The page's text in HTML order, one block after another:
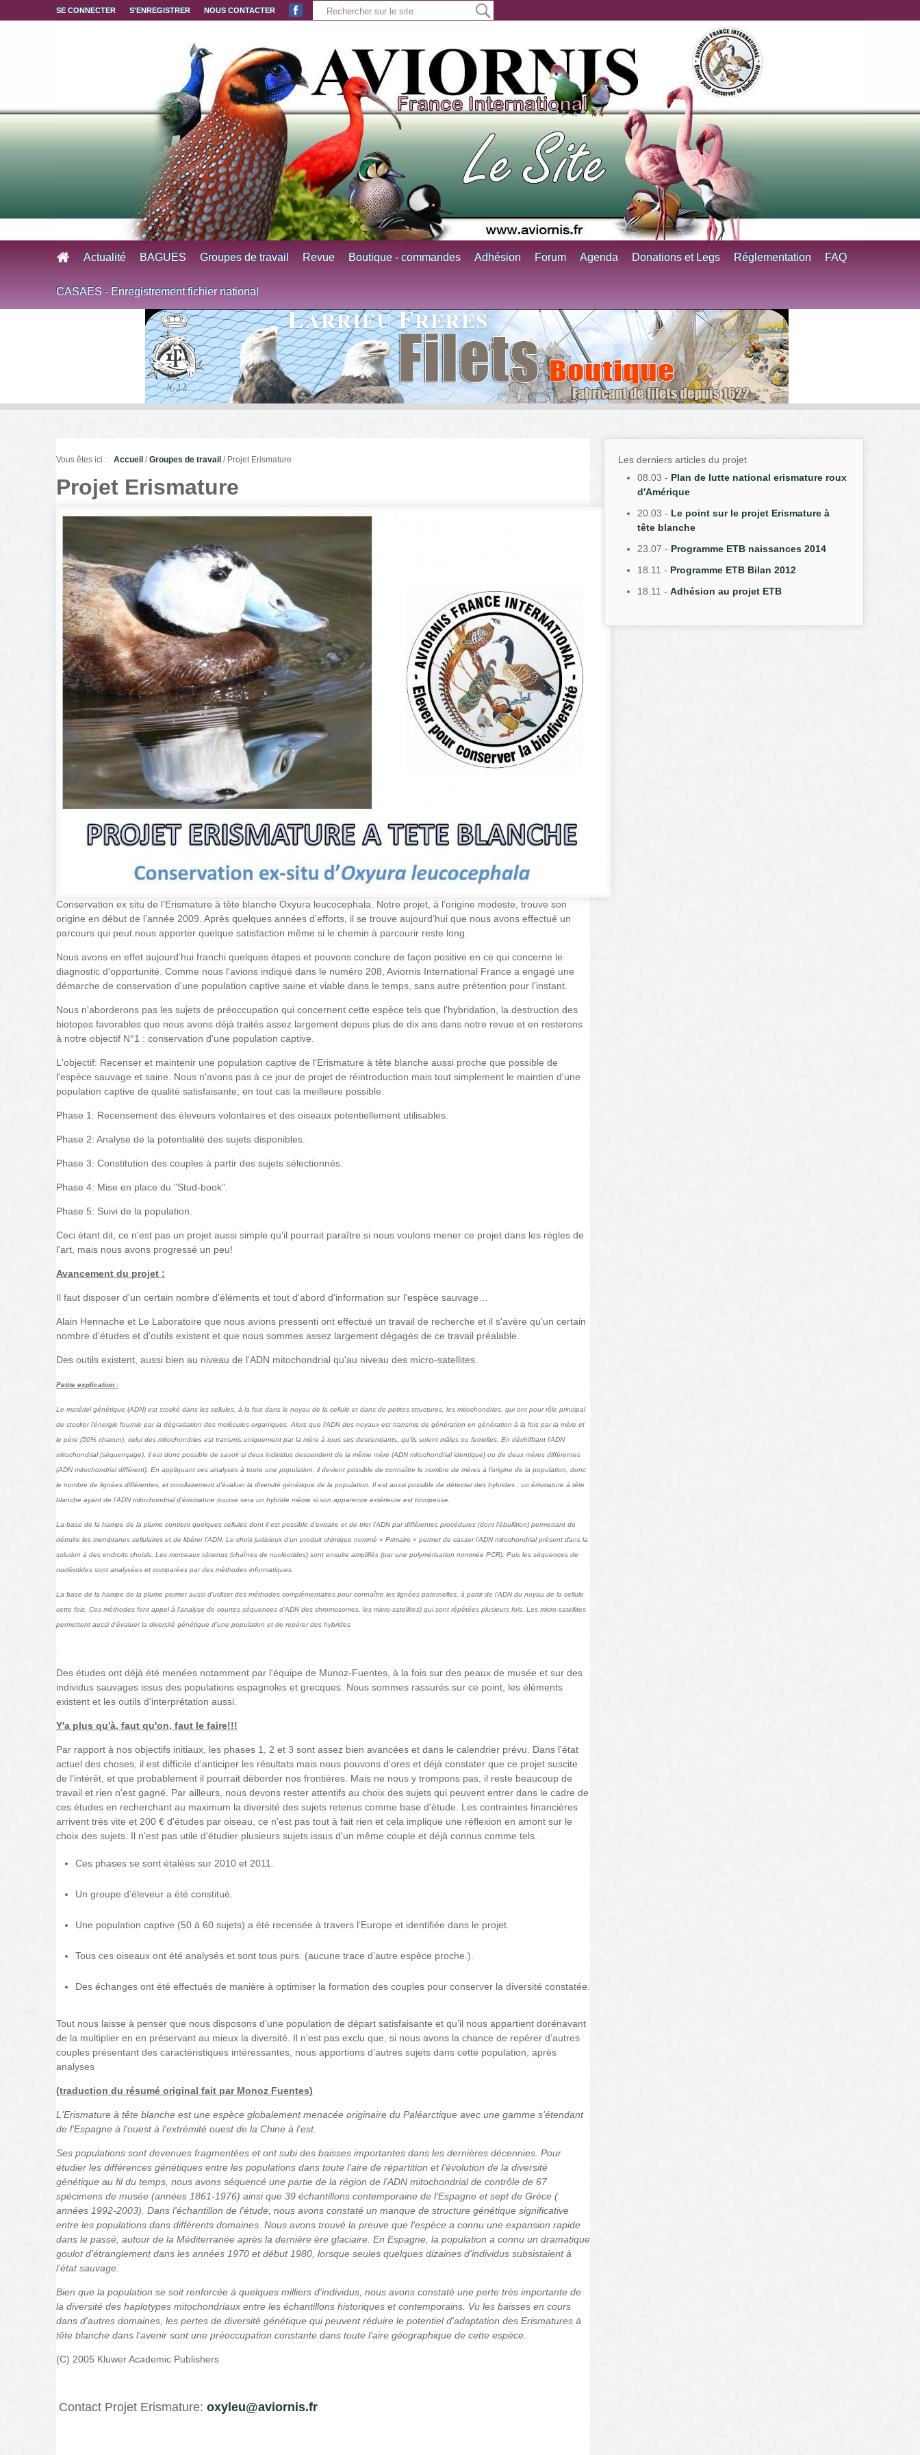
Aller au contenu principal
SE CONNECTER S'ENREGISTRER NOUS CONTACTER
Actualité BAGUES Groupes de travail Revue Boutique - commandes Adhésion Forum Agenda Donations et Legs Réglementation FAQ
CASAES - Enregistrement fichier national
Vous êtes ici : Accueil /Groupes de travail / Projet Erismature
Projet Erismature
Conservation ex situ de l’Erismature à tête blanche Oxyura leucocephala. Notre projet, à l’origine modeste, trouve son
origine en début de l’année 2009. Après quelques années d’efforts, il se trouve aujourd’hui que nous avons effectué un
parcours qui peut nous apporter quelque satisfaction même si le chemin à parcourir reste long.
Nous avons en effet aujourd’hui franchi quelques étapes et pouvons conclure de façon positive en ce qui concerne le
diagnostic d’opportunité. Comme nous l'avions indiqué dans le numéro 208, Aviornis International France a engagé une
démarche de conservation d'une population captive saine et viable dans le temps, sans autre prétention pour l'instant.
Nous n'aborderons pas les sujets de préoccupation qui concernent cette espèce tels que l'hybridation, la destruction des
biotopes favorables que nous avons déjà traités assez largement depuis plus de dix ans dans notre revue et en resterons
à notre objectif N°1 : conservation d'une population captive.
L'objectif: Recenser et maintenir une population captive de l'Erismature à tête blanche aussi proche que possible de
l'espèce sauvage et saine. Nous n'avons pas à ce jour de projet de réintroduction mais tout simplement le maintien d'une
population captive de qualité satisfaisante, en tout cas la meilleure possible.
Phase 1: Recensement des éleveurs volontaires et des oiseaux potentiellement utilisables.
Phase 2: Analyse de la potentialité des sujets disponibles.
Phase 3: Constitution des couples à partir des sujets sélectionnés.
Phase 4: Mise en place du "Stud-book".
Phase 5: Suivi de la population.
Ceci étant dit, ce n'est pas un projet aussi simple qu'il pourrait paraître si nous voulons mener ce projet dans les règles de
l'art, mais nous avons progressé un peu!
Avancement du projet :
Il faut disposer d'un certain nombre d'éléments et tout d'abord d'information sur l'espèce sauvage…
Alain Hennache et Le Laboratoire que nous avions pressenti ont effectué un travail de recherche et il s'avère qu'un certain
nombre d'études et d'outils existent et que nous sommes assez largement dégagés de ce travail préalable.
Des outils existent, aussi bien au niveau de l'ADN mitochondrial qu'au niveau des micro-satellites.
Petite explication :
Le matériel génétique (ADN) est stocké dans les cellules, à la fois dans le noyau de la cellule et dans de petites structures, les mitochondries, qui ont pour rôle principal
de stocker l’énergie fournie par la dégradation des molécules organiques. Alors que l’ADN des noyaux est transmis de génération en génération à la fois par la mère et
le père (50% chacun), celui des mitochondries est transmis uniquement par la mère à tous ses descendants, qu’ils soient mâles ou femelles. En déchiffrant l’ADN
mitochondrial (séquençage), il est donc possible de savoir si deux individus descendent de la même mère (ADN mitochondrial identique) ou de deux mères différentes
(ADN mitochondrial différent). En appliquant ces analyses à toute une population, il devient possible de connaître le nombre de mères à l’origine de la population, donc
le nombre de lignées différentes, et corollairement d’évaluer la diversité génétique de la population. Il est aussi possible de détecter des hybrides : un érismature à tête
blanche ayant de l’ADN mitochondrial d’érismature rousse sera un hybride même si son apparence extérieure est trompeuse.
La base de la hampe de la plume contient quelques cellules dont il est possible d’extraire et de trier l’ADN par différentes procédures (dont l’ébullition) permettant de
détruire les membranes cellulaires et de libérer l’ADN. Le choix judicieux d’un produit chimique nommé « Primaire » permet de casser l’ADN mitochondrial présent dans la
solution à des endroits choisis. Les morceaux obtenus (chaînes de nucléotides) sont ensuite amplifiés (par une polymérisation nommée PCR). Puis les séquences de
nucléotides sont analysées et comparées par des méthodes informatiques.
La base de la hampe de la plume permet aussi d’utiliser des méthodes complémentaires pour connaître les lignées paternelles, à partir de l’ADN du noyau de la cellule
cette fois. Ces méthodes font appel à l’analyse de courtes séquences d’ADN des chromosomes, les micro-satellites) qui sont répétées plusieurs fois. Les micro-satellites
permettent aussi d’évaluer la diversité génétique d’une population et de repérer des hybrides
Des études ont déjà été menées notamment par l'équipe de Munoz-Fuentes, à la fois sur des peaux de musée et sur des
individus sauvages issus des populations espagnoles et grecques. Nous sommes rassurés sur ce point, les éléments
existent et les outils d'interprétation aussi.
Y'a plus qu'à, faut qu'on, faut le faire!!!
Par rapport à nos objectifs initiaux, les phases 1, 2 et 3 sont assez bien avancées et dans le calendrier prévu. Dans l'état
actuel des choses, il est difficile d'anticiper les résultats mais nous pouvons d'ores et déjà constater que ce projet suscite
de l'intérêt, et que probablement il pourrait déborder nos frontières. Mais ne nous y trompons pas, il reste beaucoup de
travail et rien n'est gagné. Par ailleurs, nous devons rester attentifs au choix des sujets qui peuvent entrer dans le cadre de
ces études en recherchant au maximum la diversité des sujets retenus comme base d'étude. Les contraintes financières
arrivent très vite et 200 € d'études par oiseau, ce n'est pas tout à fait rien et cela implique une réflexion en amont sur le
choix des sujets. Il n'est pas utile d'étudier plusieurs sujets issus d'un même couple et déjà connus comme tels.
Ces phases se sont étalées sur 2010 et 2011.
Un groupe d’éleveur a été constitué.
Une population captive (50 à 60 sujets) a été recensée à travers l’Europe et identifiée dans le projet.
Tous ces oiseaux ont été analysés et sont tous purs. (aucune trace d’autre espèce proche.).
Des échanges ont été effectués de manière à optimiser la formation des couples pour conserver la diversité constatée.
Tout nous laisse à penser que nous disposons d’une population de départ satisfaisante et qu’il nous appartient dorénavant
de la multiplier en en préservant au mieux la diversité. Il n’est pas exclu que, si nous avons la chance de repérer d’autres
couples présentant des caractéristiques intéressantes, nous apportions d’autres sujets dans cette population, après
analyses
(traduction du résumé original fait par Monoz Fuentes)
L'Erismature à tête blanche est une espèce globalement menacée originaire du Paléarctique avec une gamme s'étendant
de l'Espagne à l'ouest à l'extrémité ouest de la Chine à l'est.
Ses populations sontdevenues fragmentées et ont subi des baisses importantes dans les dernières décennies. Pour
étudier les différences génétiques entre les populations dans toute l'aire de répartition etl’évolution de la diversité
génétique au fil du temps, nous avons séquencé une partie de la région de l'ADN mitochondrial de contrôle de 67
spécimens de musée (années 1861-1976) ainsi que 39 échantillons contemporaine de l'Espagne et sept de Grèce (
années 1992-2003). Dans l'échantillon de l'étude, nous avons constaté un manque de structure génétique significative
entre les populations dans différents domaines. Nous avons trouvé la preuve que l'espèce a connu une expansion rapide
dans le passé, autour de la Méditerranée après la dernière ère glaciaire. En Espagne, la population a connu un dramatique
goulot d'étranglement dans les années 1970 et début 1980, lorsque seules quelques dizaines d'individus subsistaient à
l'état sauvage.
Bien que la population se soit renforcée à quelques milliers d'individus, nous avons constaté une perte très importante de
la diversité des haplotypes mitochondriaux entre les échantillons historiques et contemporains. Vu les baisses en cours
dans d'autres domaines, les pertes de diversité génétique qui peuvent réduire le potentiel d'adaptation des Erismatures à
tête blanche dans l'avenir sont une préoccupation constante dans toute l'aire géographique de cette espèce.
(C) 2005 Kluwer Academic Publishers
Contact Projet Erismature: oxyleu@aviornis.fr
Les derniers articles du projet
08.03 - Plan de lutte national erismature roux
d'Amérique
20.03 - Le point sur le projet Erismature à
tête blanche
23.07 - Programme ETB naissances 2014
18.11 - Programme ETB Bilan 2012
18.11 - Adhésion au projet ETB